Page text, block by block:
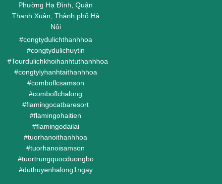
Phường Hạ Đình, Quận
Thanh Xuân, Thành phố Hà
Nội
#congtydulichthanhhoa
#congtydulichuytin
#Tourdulichkhoihanhtuthanhhoa
#congtylyhanhtaithanhhoa
#comboflcsamson
#comboflchalong
#flamingocatbaresort
#flamingohaitien
#flamingodailai
#tuorhanoithanhhoa
#tuorhanoisamson
#tuortrungquocduongbo
#duthuyenhalong1ngay